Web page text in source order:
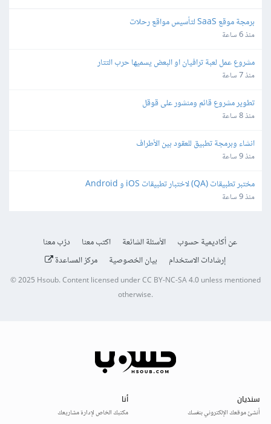
برمجة موقع SaaS لتأسيس مواقع رحلات
منذ 6 ساعة
مشروع عمل لعبة ترافيان او البعض يسميها حرب التتار
منذ 7 ساعة
تطوير مشروع قائم ومنشور على قوقل
منذ 8 ساعة
انشاء وبرمجة تطبيق للعقود بين الأطراف
منذ 9 ساعة
مختبر تطبيقات (QA) لاختبار تطبيقات iOS و Android
منذ 9 ساعة
عن أكاديمية حسوب الأسئلة الشائعة اكتب معنا
درّب معنا
إرشادات الاستخدام
بيان الخصوصية مركز المساعدة
© 2025 Hsoub.Content licensed underCC BY-NC-SA 4.0unless mentioned
otherwise.